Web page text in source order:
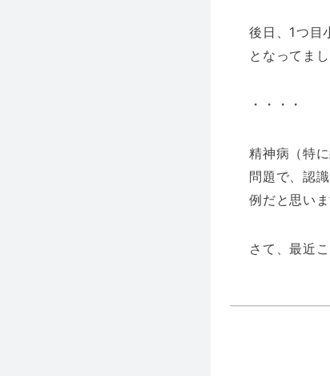
後日、1つ目
となってまし
・・・・
精神病（特
問題で、認
例だと思いま
さて、最近